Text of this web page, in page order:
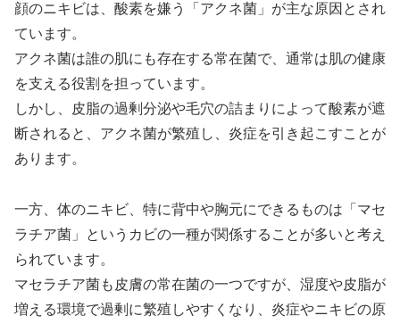
顔のニキビは、酸素を嫌う「アクネ菌」が主な原因とされ
ています。
アクネ菌は誰の肌にも存在する常在菌で、通常は肌の健康
を支える役割を担っています。
しかし、皮脂の過剰分泌や毛穴の詰まりによって酸素が遮
断されると、アクネ菌が繁殖し、炎症を引き起こすことが
あります。
一方、体のニキビ、特に背中や胸元にできるものは「マセ
ラチア菌」というカビの一種が関係することが多いと考え
られています。
マセラチア菌も皮膚の常在菌の一つですが、湿度や皮脂が
増える環境で過剰に繁殖しやすくなり、炎症やニキビの原